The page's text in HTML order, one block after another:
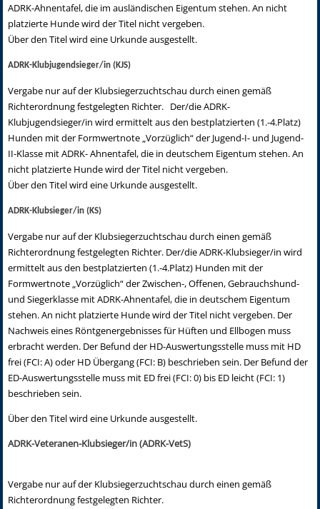
ADRK-Ahnentafel, die im ausländischen Eigentum stehen. An nicht
platzierte Hunde wird der Titel nicht vergeben.
Über den Titel wird eine Urkunde ausgestellt.
ADRK-Klubjugendsieger/in (KJS)
Vergabe nur auf der Klubsiegerzuchtschau durch einen gemäß
Richterordnung festgelegten Richter. Der/die ADRK-
Klubjugendsieger/in wird ermittelt aus den bestplatzierten (1.-4.Platz)
Hunden mit der Formwertnote „Vorzüglich“ der Jugend-I- und Jugend-
II-Klasse mit ADRK- Ahnentafel, die in deutschem Eigentum stehen. An
nicht platzierte Hunde wird der Titel nicht vergeben.
Über den Titel wird eine Urkunde ausgestellt.
ADRK-Klubsieger/in (KS)
Vergabe nur auf der Klubsiegerzuchtschau durch einen gemäß
Richterordnung festgelegten Richter. Der/die ADRK-Klubsieger/in wird
ermittelt aus den bestplatzierten (1.-4.Platz) Hunden mit der
Formwertnote „Vorzüglich“ der Zwischen-, Offenen, Gebrauchshund-
und Siegerklasse mit ADRK-Ahnentafel, die in deutschem Eigentum
stehen. An nicht platzierte Hunde wird der Titel nicht vergeben. Der
Nachweis eines Röntgenergebnisses für Hüften und Ellbogen muss
erbracht werden. Der Befund der HD-Auswertungsstelle muss mit HD
frei (FCI: A) oder HD Übergang (FCI: B) beschrieben sein. Der Befund der
ED-Auswertungsstelle muss mit ED frei (FCI: 0) bis ED leicht (FCI: 1)
beschrieben sein.
Über den Titel wird eine Urkunde ausgestellt.
ADRK-Veteranen-Klubsieger/in (ADRK-VetS)
Vergabe nur auf der Klubsiegerzuchtschau durch einen gemäß
Richterordnung festgelegten Richter.